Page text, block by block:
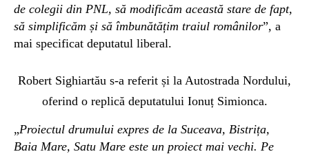
de colegii din PNL, să modificăm această stare de fapt,
să simplificăm și să îmbunătățim traiul românilor”, a
mai specificat deputatul liberal.
Robert Sighiartău s-a referit și la Autostrada Nordului,
oferind o replică deputatului Ionuț Simionca.
„Proiectul drumului expres de la Suceava, Bistrița,
Baia Mare, Satu Mare este un proiect mai vechi. Pe